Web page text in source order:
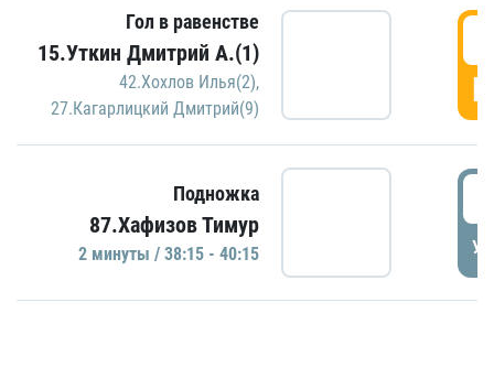
Гол в равенстве
15.Уткин Дмитрий А.(1)
42.Хохлов Илья(2),
27.Кагарлицкий Дмитрий(9)
Подножка
87.Хафизов Тимур
2 минуты / 38:15 - 40:15